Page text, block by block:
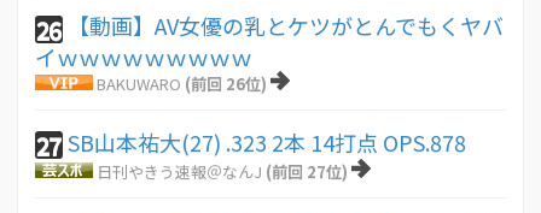
26
【動画】AV女優の乳とケツがとんでもくヤバ
イｗｗｗｗｗｗｗｗｗ
BAKUWARO (前回 26位)
27SB山本祐大(27) .323 2本 14打点 OPS.878
日刊やきう速報＠なんJ (前回 27位)